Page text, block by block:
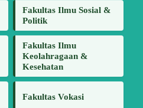
Fakultas Ilmu Sosial &
Politik
Fakultas Ilmu
Keolahragaan &
Kesehatan
Fakultas Vokasi